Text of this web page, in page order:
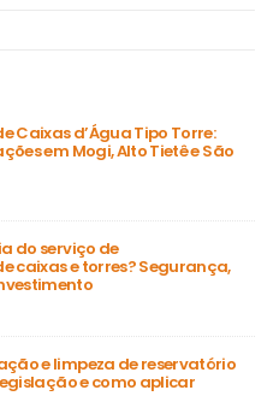
Caixas d’Água Tipo Torre:
em Mogi, Alto Tietê e São
do serviço de
caixas e torres? Segurança,
e limpeza de reservatório
e como aplicar